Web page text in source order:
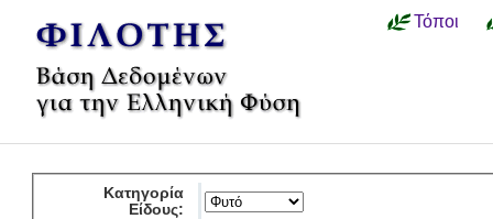
Τόποι
Κατηγορία
Είδους: